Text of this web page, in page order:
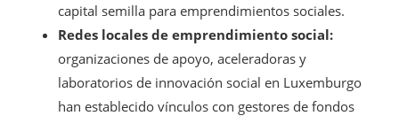
capital semilla para emprendimientos sociales.
Redes locales de emprendimiento social:
organizaciones de apoyo, aceleradoras y
laboratorios de innovación social en Luxemburgo
han establecido vínculos con gestores de fondos